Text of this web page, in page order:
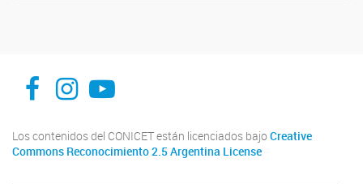
facebook
instagram
Youtube
Los contenidos del CONICET están licenciados bajo Creative
Commons Reconocimiento 2.5 Argentina License